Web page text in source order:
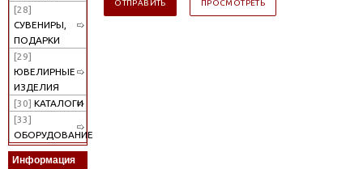
[28]
СУВЕНИРЫ,
ПОДАРКИ
[29]
ЮВЕЛИРНЫЕ
ИЗДЕЛИЯ
[30] КАТАЛОГИ
[33]
ОБОРУДОВАНИЕ
Информация